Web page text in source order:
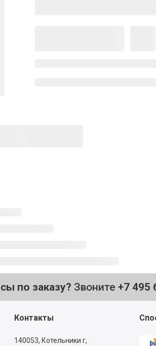
по заказу? Звоните +7 495
Контакты
140053, Котельники г,